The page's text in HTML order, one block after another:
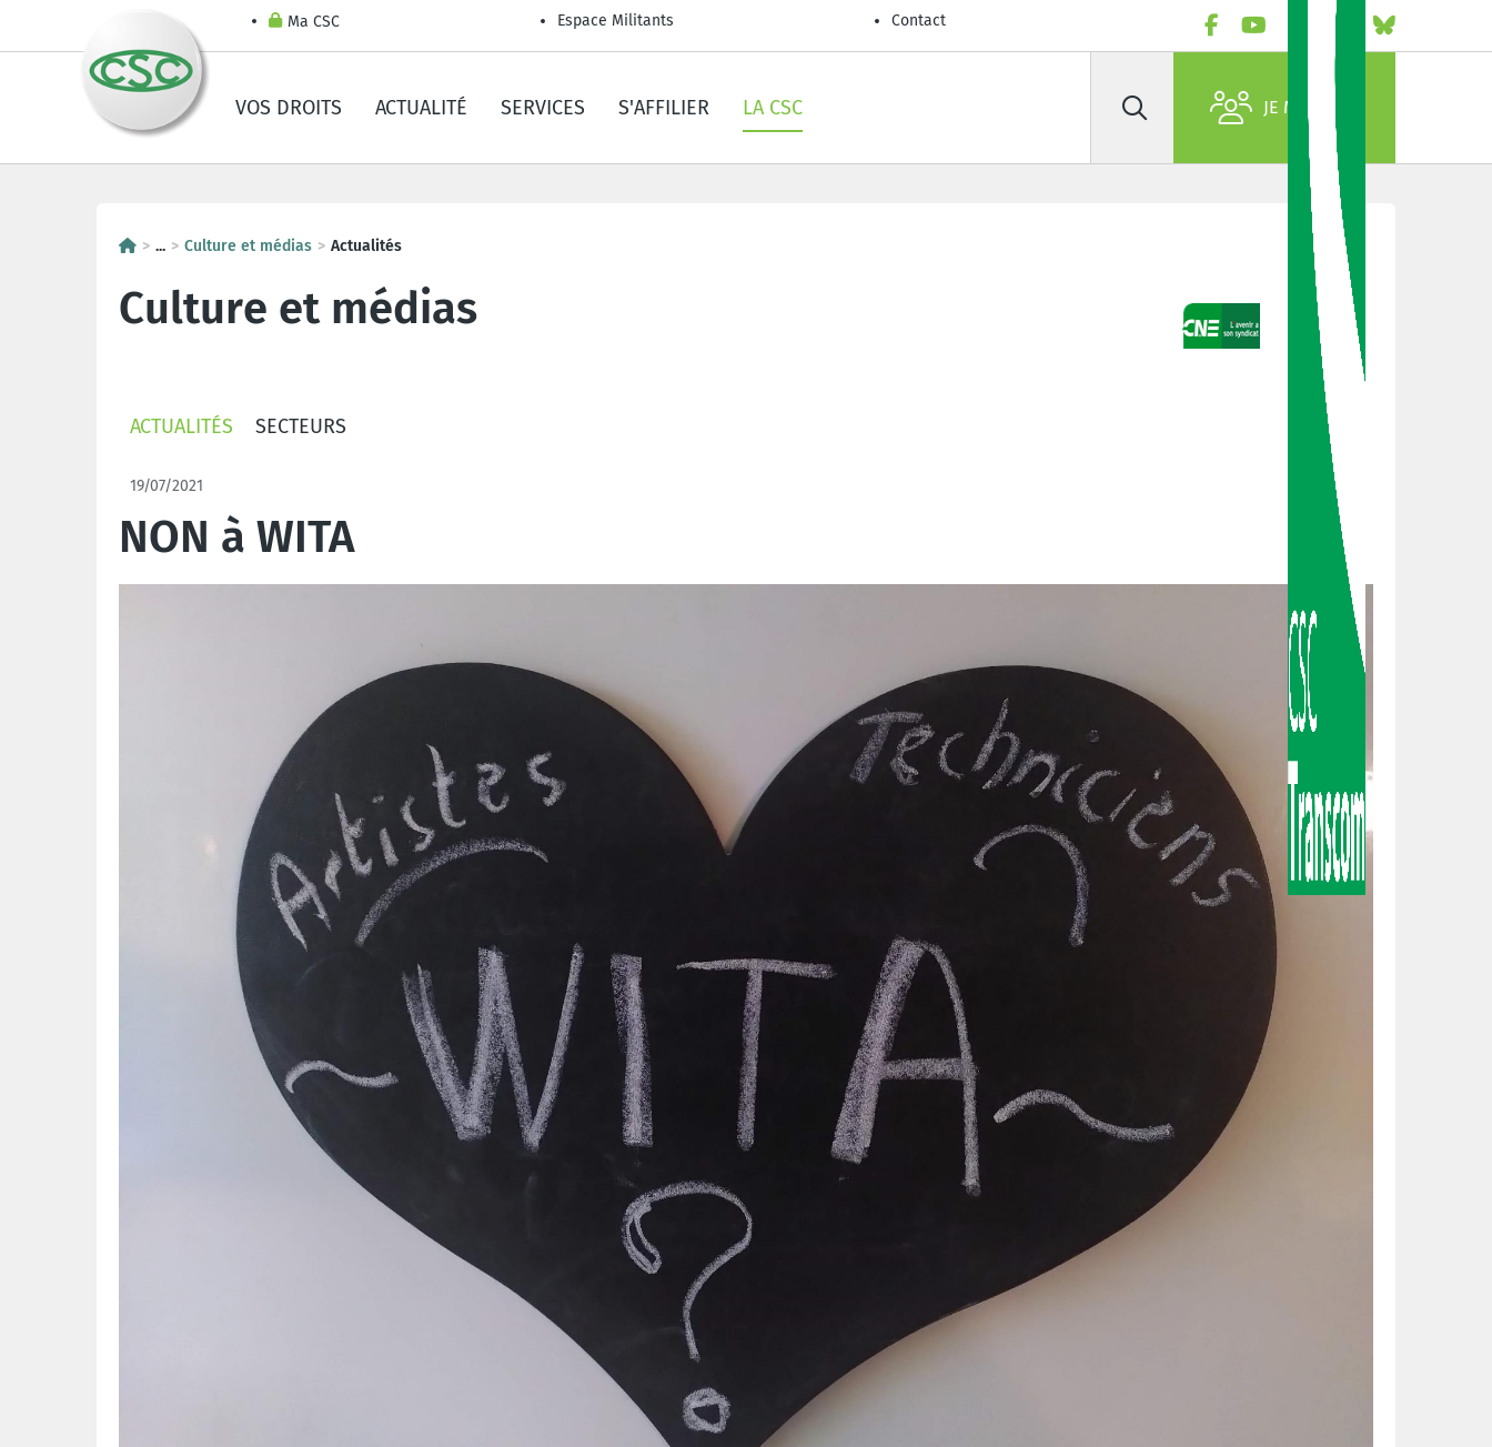
Ma CSC Espace Militants Contact
VOS DROITS ACTUALITÉ SERVICES S'AFFILIER LA CSC Rechercher JE M'AFFILIE
... Culture et médias Actualités
Culture et médias
ACTUALITÉS SECTEURS
19/07/2021
NON à WITA